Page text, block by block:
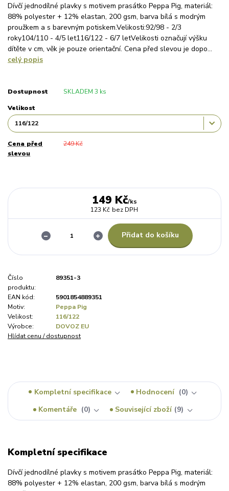
Dívčí jednodílné plavky s motivem prasátko Peppa Pig, materiál:
88% polyester + 12% elastan, 200 gsm, barva bílá s modrým
proužkem a s barevným potiskem.Velikosti:92/98 - 2/3
roky104/110 - 4/5 let116/122 - 6/7 letVelikosti označují výšku
dítěte v cm, věk je pouze orientační. Cena před slevou je dopo...
celý popis
Dostupnost SKLADEM 3 ks
Velikost
Cena před
slevou
249 Kč
149 Kč/ks
123 Kč bez DPH
Přidat do košíku
Číslo
produktu:
89351-3
EAN kód:
5901854889351
Motiv:
Peppa Pig
Velikost:
116/122
Výrobce:
DOVOZ EU
Hlídat cenu / dostupnost
Kompletní specifikace Hodnocení
0
Komentáře
0 Související zboží 9
Kompletní specifikace
Dívčí jednodílné plavky s motivem prasátko Peppa Pig, materiál:
88% polyester + 12% elastan, 200 gsm, barva bílá s modrým